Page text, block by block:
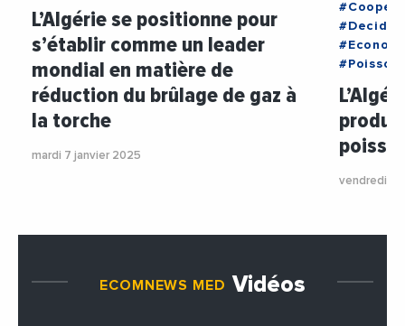
L’Algérie se positionne pour
s’établir comme un leader
mondial en matière de
réduction du brûlage de gaz à
la torche
mardi 7 janvier 2025
vendredi
ECOMNEWS MED Vidéos